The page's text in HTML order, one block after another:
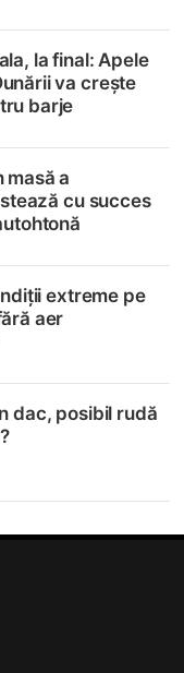
la final: Apele
va crește
barje
masă a
cu succes
extreme pe
aer
dac, posibil rudă